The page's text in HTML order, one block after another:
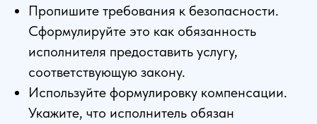
Пропишите требования к безопасности.
Сформулируйте это как обязанность
исполнителя предоставить услугу,
соответствующую закону.
Используйте формулировку компенсации.
Укажите, что исполнитель обязан